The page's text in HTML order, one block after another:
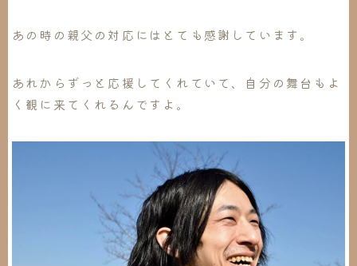
あの時の親父の対応にはとても感謝しています。
あれからずっと応援してくれていて、自分の舞台もよ
く観に来てくれるんですよ。